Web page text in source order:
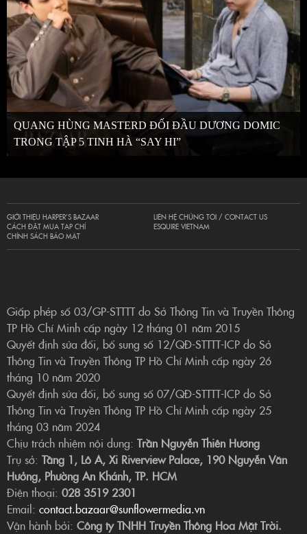
QUANG HÙNG MASTERD ĐỐI ĐẦU DƯƠNG DOMIC
TRONG TẬP 5 TINH HÀ “SAY HI”
GIỚI THIỆU HARPER’S BAZAAR
CÁCH ĐẶT MUA TẠP CHÍ
CHÍNH SÁCH BẢO MẬT
LIÊN HỆ CHÚNG TÔI / CONTACT US
ESQUIRE VIETNAM
Giấp phép số 03/GP-STTTT do Sở Thông Tin và Truyền Thông
TP Hồ Chí Minh cấp ngày 12 tháng 01 năm 2015
Quyết định sửa đổi, bổ sung số 12/QĐ-STTTT-ICP do Sở
Thông Tin và Truyền Thông TP Hồ Chí Minh cấp ngày 26
tháng 10 năm 2020
Quyết định sửa đổi, bổ sung số 07/QĐ-STTTT-ICP do Sở
Thông Tin và Truyền Thông TP Hồ Chí Minh cấp ngày 25
tháng 03 năm 2024
Chịu trách nhiệm nội dung: Trần Nguyễn Thiên Hương
Trụ sở: Tầng 1, Lô A, Xi Riverview Palace, 190 Nguyễn Văn
Hưởng, Phường An Khánh, TP. HCM
Điện thoại: 028 3519 2301
Email: contact.bazaar@sunflowermedia.vn
Vận hành bởi: Công ty TNHH Truyền Thông Hoa Mặt Trời.